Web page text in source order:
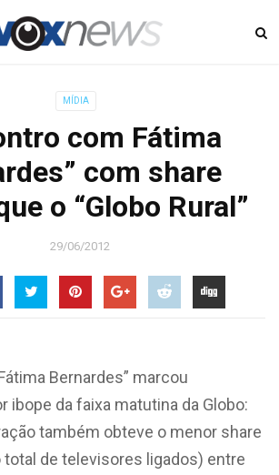
MÍDIA
com Fátima
com share
o “Globo Rural”
29/06/2012
Bernardes” marcou
ibope da faixa matutina da Globo:
também obteve o menor share
total de televisores ligados) entre